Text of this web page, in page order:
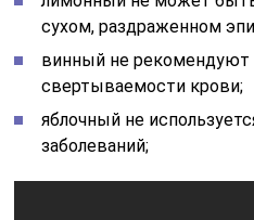
сухом, раздраженном
винный не рекомендуют
свертываемости крови;
яблочный не
заболеваний;